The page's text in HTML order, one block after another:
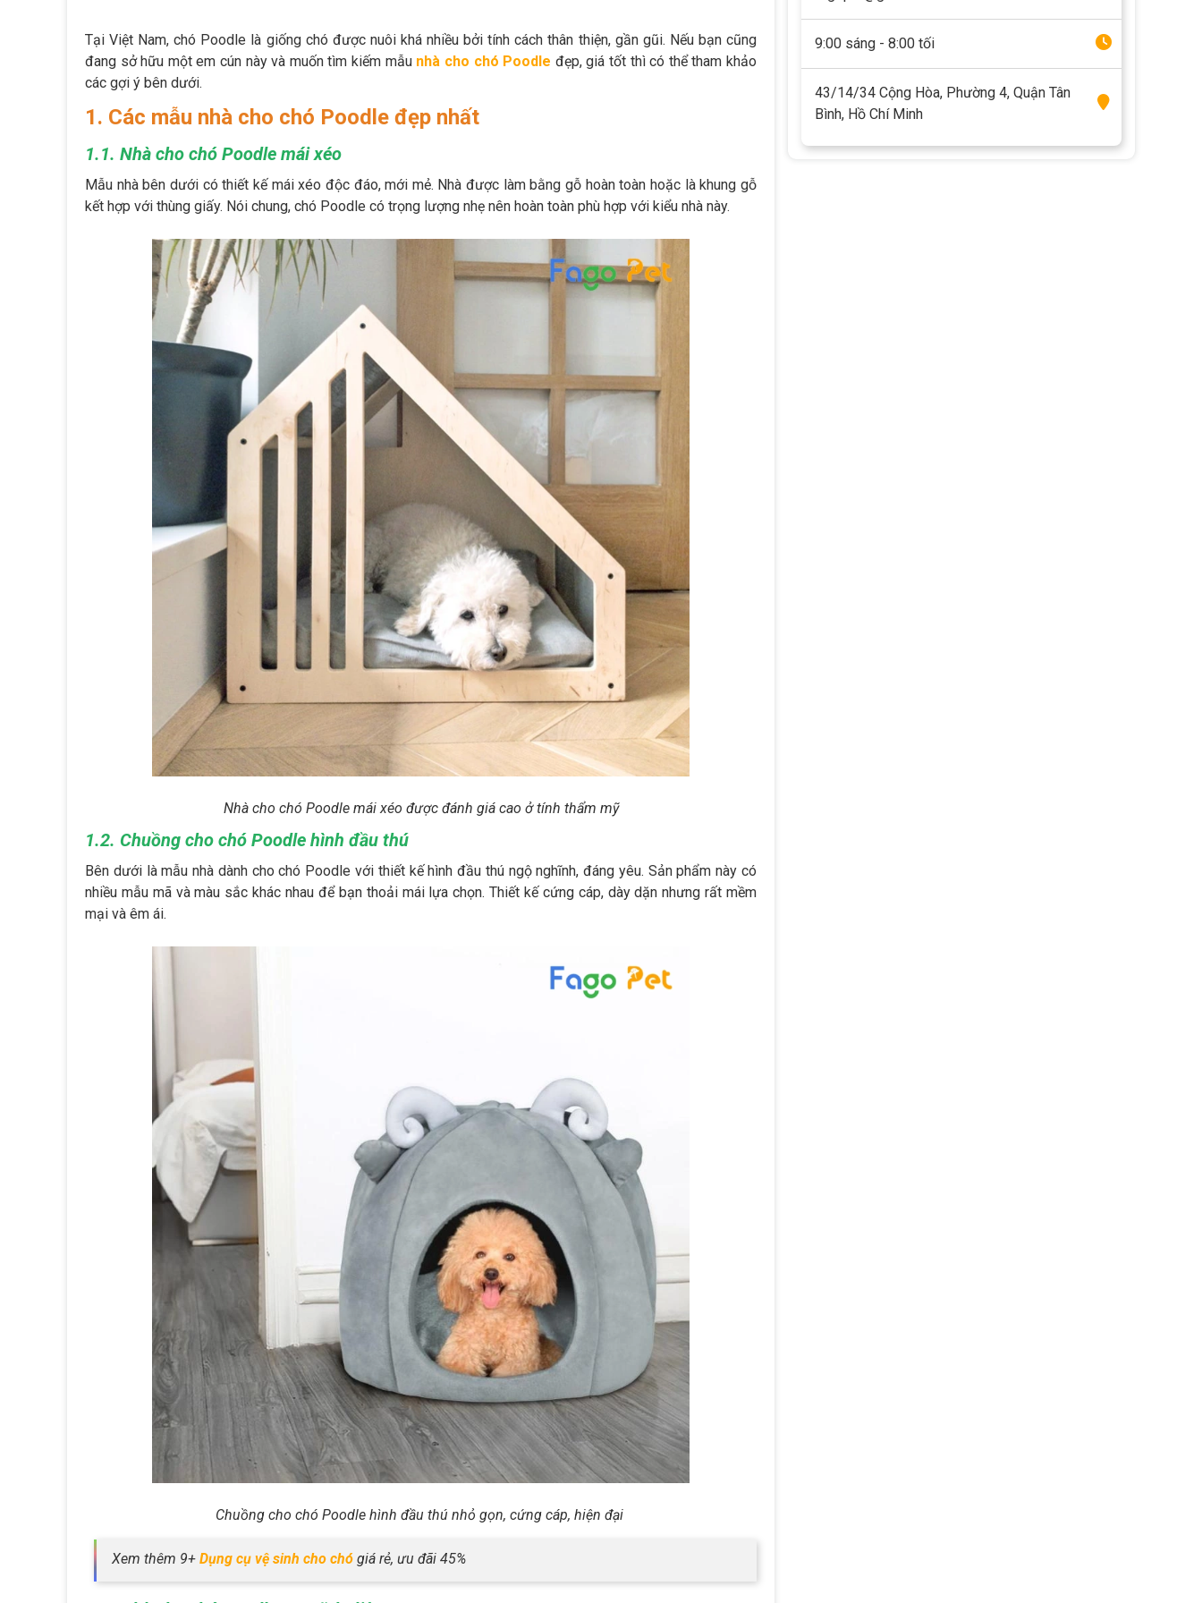
Tại Việt Nam, chó Poodle là giống chó được nuôi khá nhiều bởi tính cách thân thiện, gần gũi. Nếu bạn cũng
đang sở hữu một em cún này và muốn tìm kiếm mẫu nhà cho chó Poodle đẹp, giá tốt thì có thể tham khảo
các gợi ý bên dưới.
1. Các mẫu nhà cho chó Poodle đẹp nhất
1.1. Nhà cho chó Poodle mái xéo
Mẫu nhà bên dưới có thiết kế mái xéo độc đáo, mới mẻ. Nhà được làm bằng gỗ hoàn toàn hoặc là khung gỗ
kết hợp với thùng giấy. Nói chung, chó Poodle có trọng lượng nhẹ nên hoàn toàn phù hợp với kiểu nhà này.
Nhà cho chó Poodle mái xéo được đánh giá cao ở tính thẩm mỹ
1.2. Chuồng cho chó Poodle hình đầu thú
Bên dưới là mẫu nhà dành cho chó Poodle với thiết kế hình đầu thú ngộ nghĩnh, đáng yêu. Sản phẩm này có
nhiều mẫu mã và màu sắc khác nhau để bạn thoải mái lựa chọn. Thiết kế cứng cáp, dày dặn nhưng rất mềm
mại và êm ái.
Chuồng cho chó Poodle hình đầu thú nhỏ gọn, cứng cáp, hiện đại
Xem thêm 9+ Dụng cụ vệ sinh cho chó giá rẻ, ưu đãi 45%
9:00 sáng - 8:00 tối
43/14/34 Cộng Hòa, Phường 4, Quận Tân
Bình, Hồ Chí Minh